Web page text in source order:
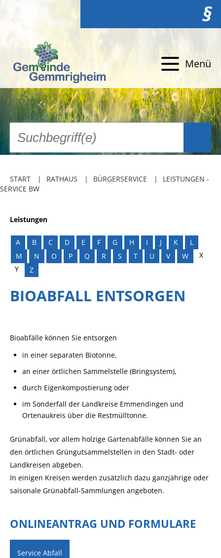
§
Menü
START RATHAUS BÜRGERSERVICE
LEISTUNGEN -
SERVICE BW
Leistungen
A B C D E F G H I J K
L
M
N O P Q R S T U V W
X
Y
Z
BIOABFALL ENTSORGEN
Bioabfälle können Sie entsorgen
in einer separaten Biotonne,
an einer örtlichen Sammelstelle (Bringsystem),
durch Eigenkompostierung oder
im Sonderfall der Landkreise Emmendingen und
Ortenaukreis über die Restmülltonne.
Grünabfall, vor allem holzige Gartenabfälle können Sie an
den örtlichen Grüngutsammelstellen in den Stadt- oder
Landkreisen abgeben.
In einigen Kreisen werden zusätzlich dazu ganzjährige oder
saisonale Grünabfall-Sammlungen angeboten.
ONLINEANTRAG UND FORMULARE
Service Abfall